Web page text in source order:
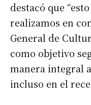
destacó que
realizamos en
General de
como objetivo
manera integral
incluso en el